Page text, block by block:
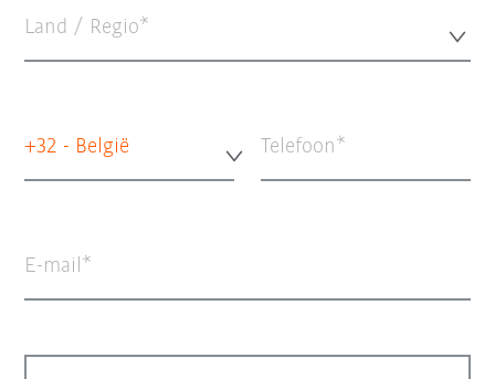
Land / Regio*
+32 - België Telefoon
E-mail